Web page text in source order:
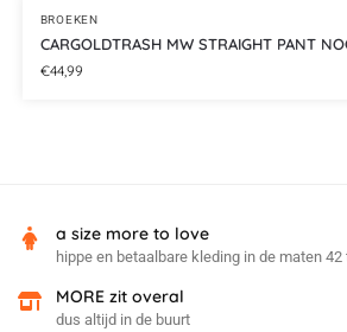
BROEKEN
CARGOLDTRASH MW STRAIGHT PANT
€44,99
a size more to love
hippe en betaalbare kleding in de maten
MORE zit overal
dus altijd in de buurt